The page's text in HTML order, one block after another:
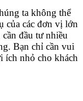
ta không thể
của các đơn vị lớn
đầu tư nhiều
Bạn chỉ cần vui
ích nhỏ cho khách